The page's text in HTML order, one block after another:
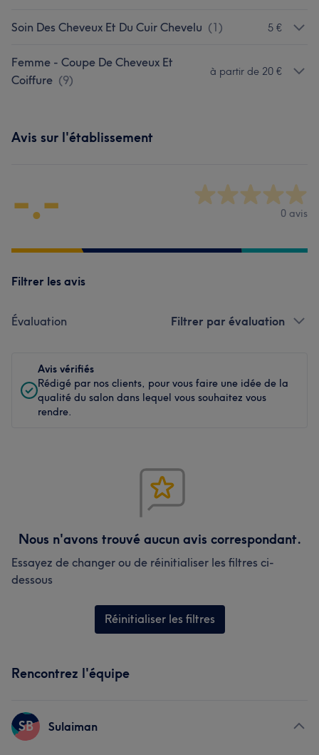
Soin Des Cheveux Et Du Cuir Chevelu (1) 5 €
Femme - Coupe De Cheveux Et
Coiffure (9)
à partir de 20 €
Avis sur l'établissement
-.- 0 avis
Filtrer les avis
Évaluation Filtrer par évaluation
Avis vérifiés
Rédigé par nos clients, pour vous faire une idée de la
qualité du salon dans lequel vous souhaitez vous
rendre.
Nous n'avons trouvé aucun avis correspondant.
Essayez de changer ou de réinitialiser les filtres ci-
dessous
Réinitialiser les filtres
Rencontrez l'équipe
SB Sulaiman